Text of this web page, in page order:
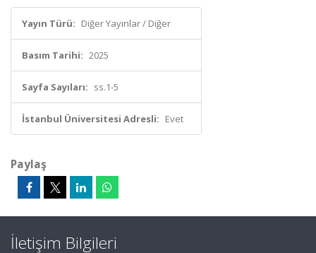
Yayın Türü: Diğer Yayınlar / Diğer
Basım Tarihi: 2025
Sayfa Sayıları: ss.1-5
İstanbul Üniversitesi Adresli: Evet
Paylaş
İletişim Bilgileri